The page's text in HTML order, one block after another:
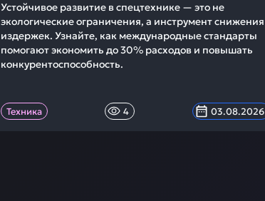
Устойчивое развитие в спецтехнике — это не
экологические ограничения, а инструмент снижения
издержек. Узнайте, как международные стандарты
помогают экономить до 30% расходов и повышать
конкурентоспособность.
Техника 4 03.08.2026